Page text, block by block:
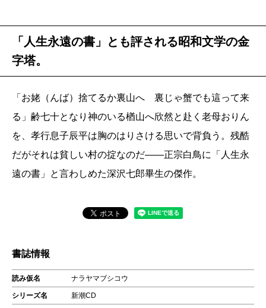
「人生永遠の書」とも評される昭和文学の金
字塔。
「お姥（んば）捨てるか裏山へ 裏じゃ蟹でも這って来
る」齢七十となり神のいる楢山へ欣然と赴く老母おりん
を、孝行息子辰平は胸のはりさける思いで背負う。残酷
だがそれは貧しい村の掟なのだ――正宗白鳥に「人生永
遠の書」と言わしめた深沢七郎畢生の傑作。
書誌情報
読み仮名 ナラヤマブシコウ
シリーズ名 新潮CD